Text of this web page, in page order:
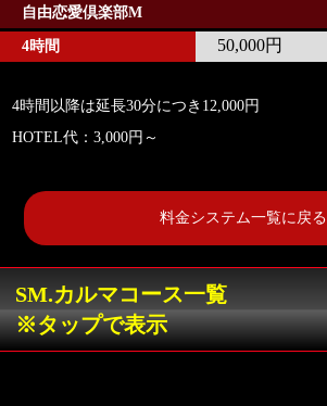
自由恋愛倶楽部M
4時間 50,000円
4時間以降は延長30分につき12,000円
HOTEL代：3,000円～
料金システム一覧に戻る
SM.カルマコース一覧
※タップで表示